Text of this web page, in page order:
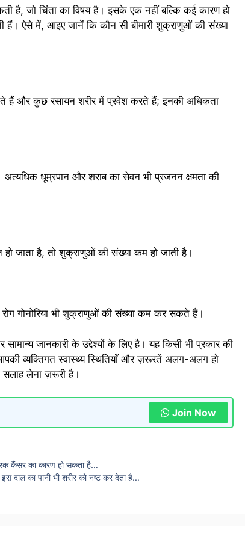
है, जो चिंता का विषय है। इसके एक नहीं बल्कि कई कारण हो
हैं। ऐसे में, आइए जानें कि कौन सी बीमारी शुक्राणुओं की संख्या
हैं और कुछ रसायन शरीर में प्रवेश करते हैं; इनकी अधिकता
धूम्रपान और शराब का सेवन भी प्रजनन क्षमता की
जाता है, तो शुक्राणुओं की संख्या कम हो जाती है।
गोनोरिया भी शुक्राणुओं की संख्या कम कर सकते हैं।
जानकारी के उद्देश्यों के लिए है। यह किसी भी प्रकार की
व्यक्तिगत स्वास्थ्य स्थितियाँ और ज़रूरतें अलग-अलग हो
सलाह लेना ज़रूरी है।
Join Now
कैंसर का कारण हो सकता है…
दाल का पानी भी शरीर को नष्ट कर देता है…